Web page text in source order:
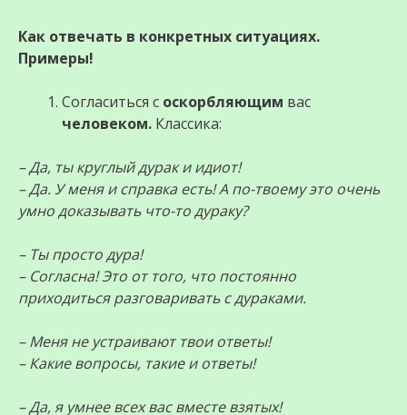
Как отвечать в конкретных ситуациях.
Примеры!
Согласиться с оскорбляющим вас
человеком. Классика:
– Да, ты круглый дурак и идиот!
– Да. У меня и справка есть! А по-твоему это очень
умно доказывать что-то дураку?
– Ты просто дура!
– Согласна! Это от того, что постоянно
приходиться разговаривать с дураками.
– Меня не устраивают твои ответы!
– Какие вопросы, такие и ответы!
– Да, я умнее всех вас вместе взятых!